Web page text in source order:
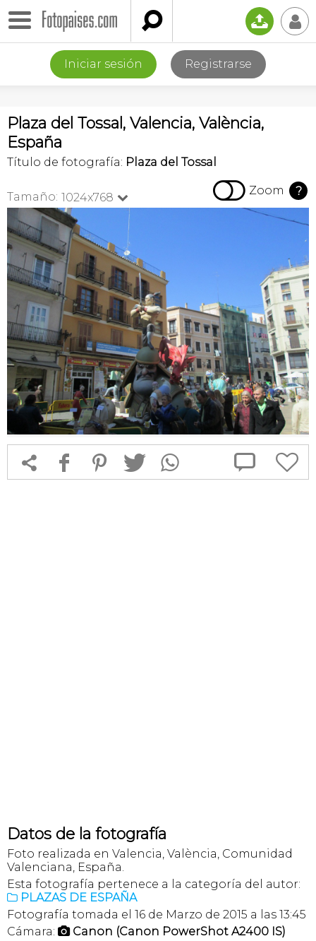
 📤 👤
Iniciar sesión Registrarse
Plaza del Tossal, Valencia, València,
España
Título de fotografía: Plaza del Tossal
Tamaño: 1024x768   Zoom ?
 f 1 T  
Datos de la fotografía
Foto realizada en Valencia, València, Comunidad
Valenciana, España.
Esta fotografía pertenece a la categoría del autor:
 PLAZAS DE ESPAÑA
Fotografía tomada el 16 de Marzo de 2015 a las 13:45
Cámara:  Canon (Canon PowerShot A2400 IS)